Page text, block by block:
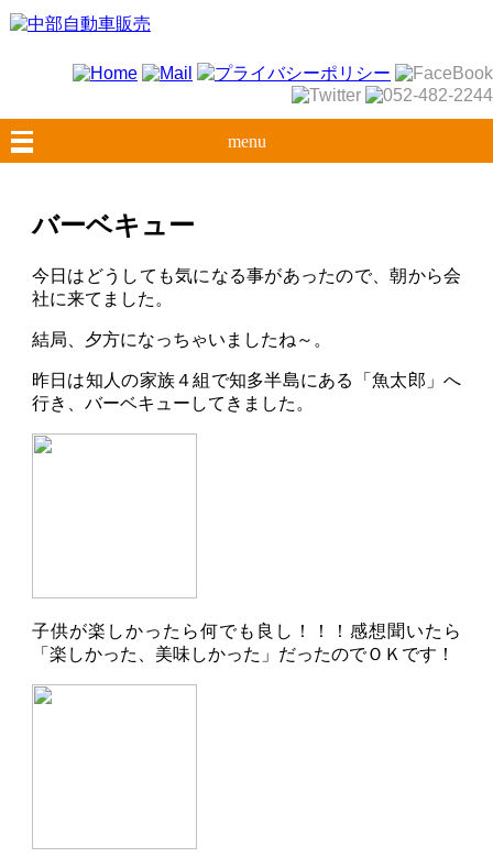
menu
バーベキュー
今日はどうしても気になる事があったので、朝から会
社に来てました。
結局、夕方になっちゃいましたね～。
昨日は知人の家族４組で知多半島にある「魚太郎」へ
行き、バーベキューしてきました。
子供が楽しかったら何でも良し！！！感想聞いたら
「楽しかった、美味しかった」だったのでＯＫです！